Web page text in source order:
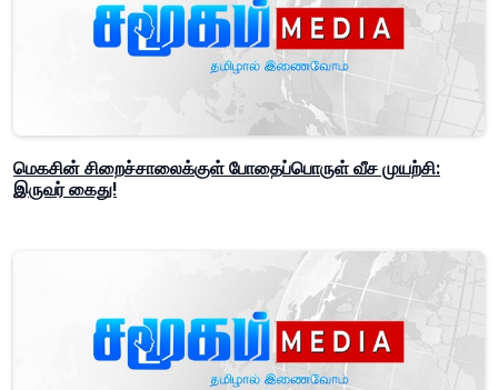
மெகசின் சிறைச்சாலைக்குள் போதைப்பொருள் வீச முயற்சி:
இருவர் கைது!